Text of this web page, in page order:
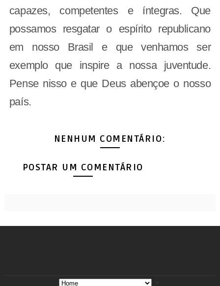
capazes, competentes e íntegras. Que
possamos resgatar o espírito republicano
em nosso Brasil e que venhamos ser
exemplo que inspire a nossa juventude.
Pense nisso e que Deus abençoe o nosso
país.
NENHUM COMENTÁRIO:
POSTAR UM COMENTÁRIO